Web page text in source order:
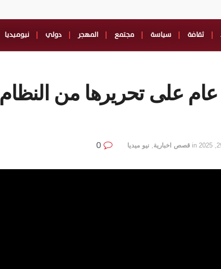
ثقافة سياسة مجتمع المهجر دولي نيوميديا
على تحريرها من النظام
in قصص اخبارية نيو ميديا